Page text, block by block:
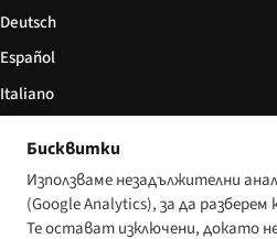
Deutsch
Español
Italiano
Бисквитки
Използваме незадължителни
(Google Analytics), за да
Те остават изключени, докато